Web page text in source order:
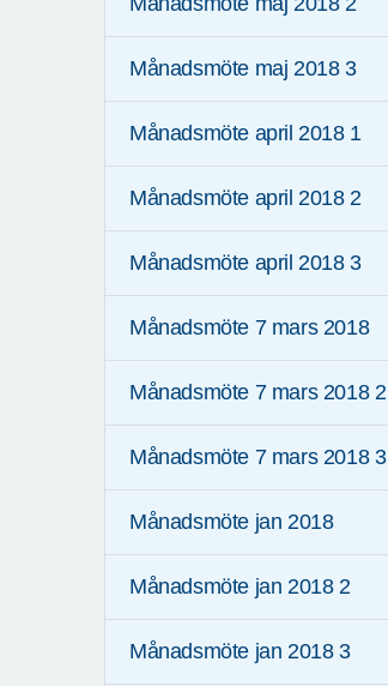
Månadsmöte maj 2018 3
Månadsmöte april 2018 1
Månadsmöte april 2018 2
Månadsmöte april 2018 3
Månadsmöte 7 mars 2018
Månadsmöte 7 mars 2018 2
Månadsmöte 7 mars 2018 3
Månadsmöte jan 2018
Månadsmöte jan 2018 2
Månadsmöte jan 2018 3